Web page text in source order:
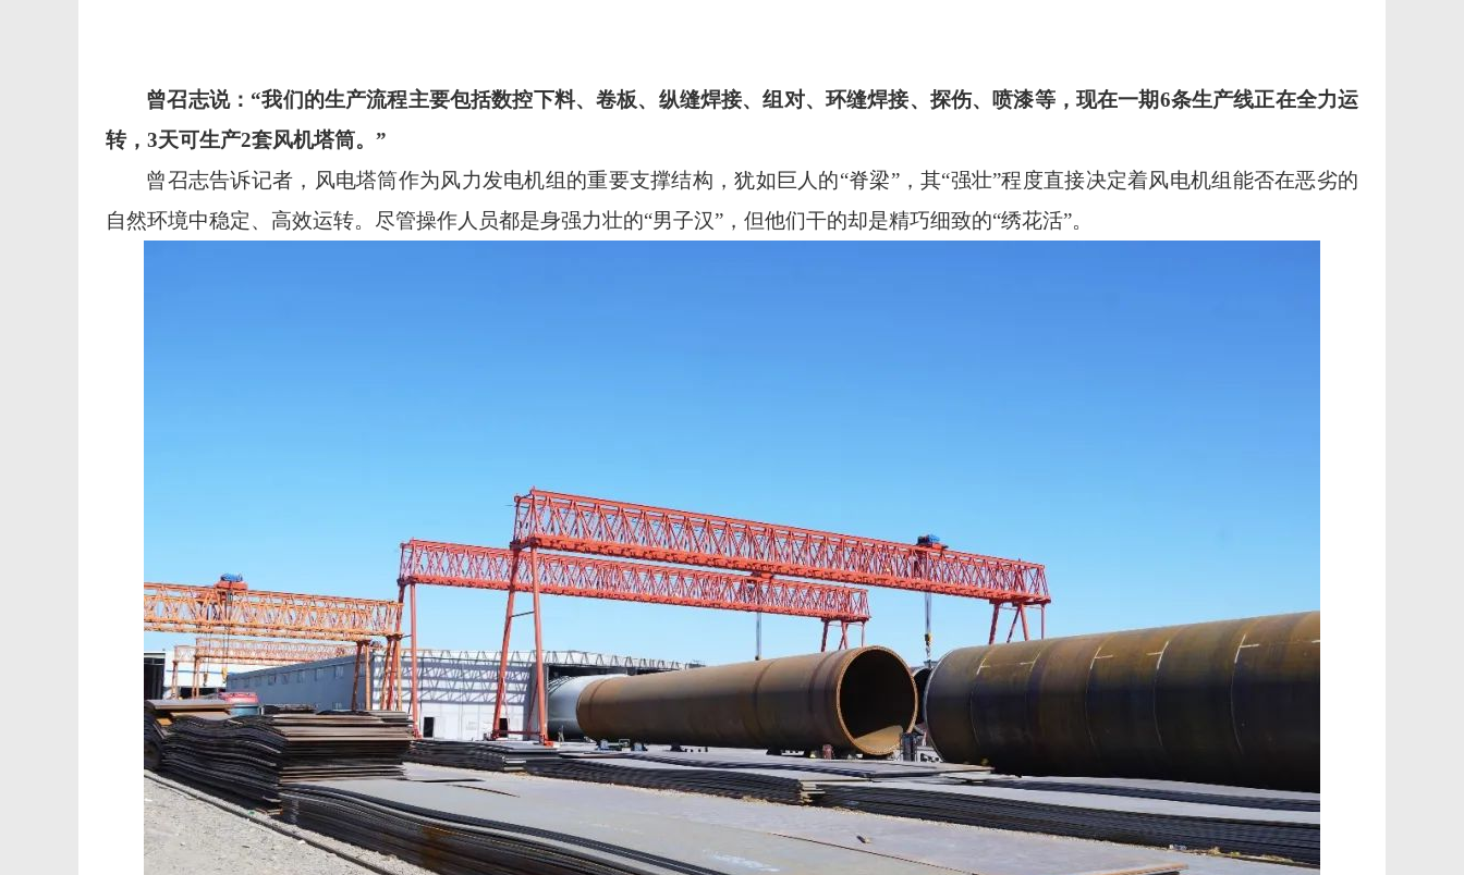
曾召志说： “我们的生产流程主要包括数控下料、卷板、纵缝焊接、组对、环缝焊接、探伤、喷漆等，现在一期6条生产线正在全力运
转，3天可生产2套风机塔筒。”
曾召志告诉记者，风电塔筒作为风力发电机组的重要支撑结构，犹如巨人的“脊梁”，其“强壮”程度直接决定着风电机组能否在恶劣的
自然环境中稳定、高效运转。尽管操作人员都是身强力壮的“男子汉”，但他们干的却是精巧细致的“绣花活”。